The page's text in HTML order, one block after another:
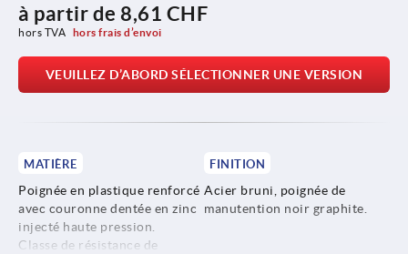
à partir de 8,61 CHF
hors TVA hors frais d’envoi
VEUILLEZ D’ABORD SÉLECTIONNER UNE VERSION
MATIÈRE
Poignée en plastique renforcé
avec couronne dentée en zinc
injecté haute pression.
Classe de résistance de
FINITION
Acier bruni, poignée de
manutention noir graphite.